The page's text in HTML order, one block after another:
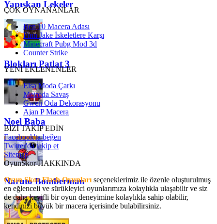
Yapışkan Lekeler
Blokları Patlat 3
Noel Baba
Naruto Bomberman
ÇOK OYNANANLAR
Ben 10 Macera Adası
Finn Jake İskeletlere Karşı
Minecraft Pubg Mod 3d
Counter Strike
YENİ EKLENENLER
Elsa Moda Çarkı
Metroda Savaş
Gwen Oda Dekorasyonu
Ajan P Macera
BİZİ TAKİP EDİN
Facebook'ta beğen
Twitter'da takip et
Sitemap
OyunSkor HAKKINDA
Oyun Skor Flash Oyunları seçeneklerimiz ile özenle oluşturulmuş
en eğlenceli ve sürükleyici oyunlarımıza kolaylıkla ulaşabilir ve siz
de daha keyifli bir oyun deneyimine kolaylıkla sahip olabilir,
kendinizi büyük bir macera içerisinde bulabilirsiniz.